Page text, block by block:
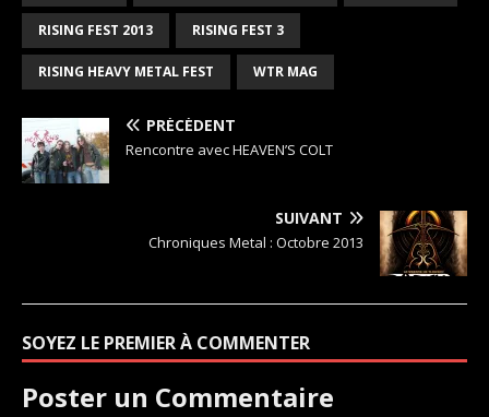
RISING FEST 2013 RISING FEST 3
RISING HEAVY METAL FEST WTR MAG
PRÉCÉDENT
Rencontre avec HEAVEN’S COLT
SUIVANT
Chroniques Metal : Octobre 2013
SOYEZ LE PREMIER À COMMENTER
Poster un Commentaire